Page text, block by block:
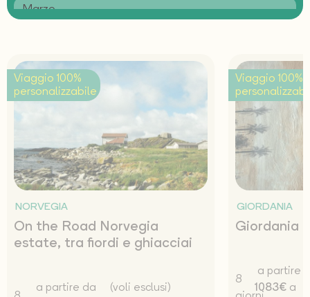
Marzo
Maggio
Giugno
Agosto
Settembre
Ottobre
Novembre
Viaggio 100%
personalizzabile
NORVEGIA
On the Road Norvegia
estate, tra fiordi e ghiacciai
a partire da
(voli esclusi)
Viaggio 100%
GIORDANIA
Giordania
8
a partire
1083€ a